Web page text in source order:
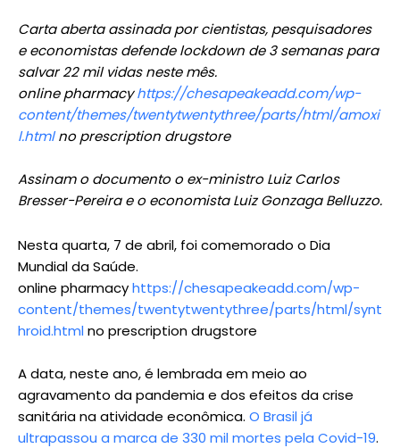
Carta aberta assinada por cientistas, pesquisadores
e economistas defende lockdown de 3 semanas para
salvar 22 mil vidas neste mês.
online pharmacyhttps://chesapeakeadd.com/wp-
content/themes/twentytwentythree/parts/html/amoxi
l.htmlno prescription drugstore
Assinam o documento o ex-ministro Luiz Carlos
Bresser-Pereira e o economista Luiz Gonzaga Belluzzo.
Nesta quarta, 7 de abril, foi comemorado o Dia
Mundial da Saúde.
online pharmacyhttps://chesapeakeadd.com/wp-
content/themes/twentytwentythree/parts/html/synt
hroid.htmlno prescription drugstore
A data, neste ano, é lembrada em meio ao
agravamento da pandemia e dos efeitos da crise
sanitária na atividade econômica. O Brasil já
ultrapassou a marca de 330 mil mortes pela Covid-19.